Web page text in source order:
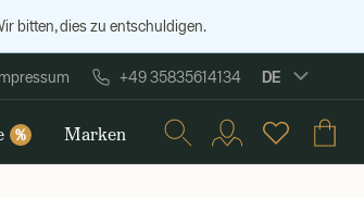
bitten, dies zu entschuldigen.
Impressum +49 35835614134 DE
% Marken